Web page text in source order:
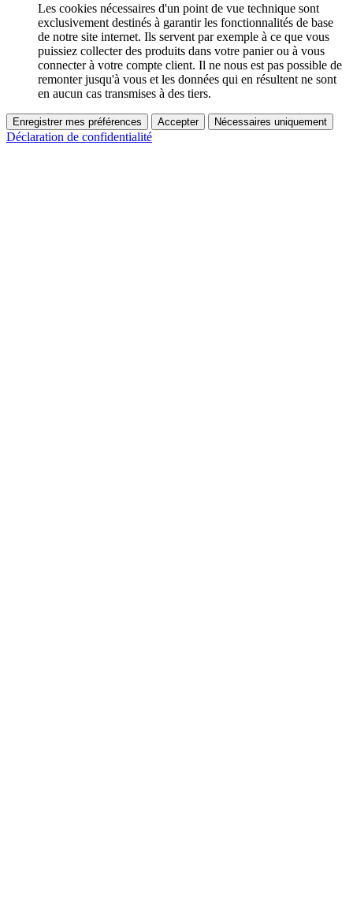
Les cookies nécessaires d'un point de vue technique sont
exclusivement destinés à garantir les fonctionnalités de base
de notre site internet. Ils servent par exemple à ce que vous
puissiez collecter des produits dans votre panier ou à vous
connecter à votre compte client. Il ne nous est pas possible de
remonter jusqu'à vous et les données qui en résultent ne sont
en aucun cas transmises à des tiers.
Enregistrer mes préférences Accepter Nécessaires uniquement
Déclaration de confidentialité